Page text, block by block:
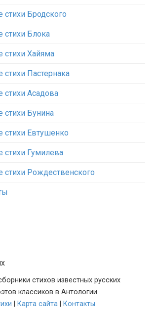
стихи Бродского
стихи Блока
стихи Хайяма
стихи Пастернака
стихи Асадова
стихи Бунина
стихи Евтушенко
стихи Гумилева
стихи Рождественского
стихов известных русских
классиков в Антологии
Карта сайта Контакты